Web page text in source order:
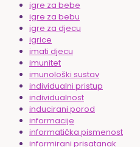
igre za bebe
igre za bebu
igre za djecu
igrice
imati djecu
imunitet
imunološki sustav
individualni pristup
individualnost
inducirani porod
informacije
informatička pismenost
informirani prisatanak